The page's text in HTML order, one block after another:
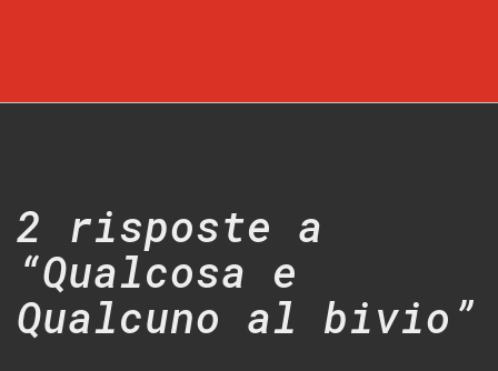
2 risposte a
“Qualcosa e
Qualcuno al bivio”